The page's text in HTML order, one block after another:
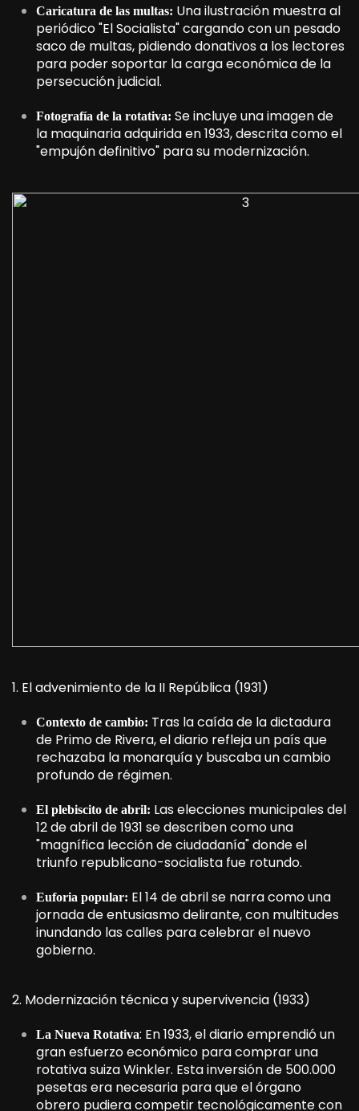
Caricatura de las multas: Una ilustración muestra al
periódico "El Socialista" cargando con un pesado
saco de multas, pidiendo donativos a los lectores
para poder soportar la carga económica de la
persecución judicial.
Fotografía de la rotativa: Se incluye una imagen de
la maquinaria adquirida en 1933, descrita como el
"empujón definitivo" para su modernización.
1. El advenimiento de la II República (1931)
Contexto de cambio: Tras la caída de la dictadura
de Primo de Rivera, el diario refleja un país que
rechazaba la monarquía y buscaba un cambio
profundo de régimen.
El plebiscito de abril: Las elecciones municipales del
12 de abril de 1931 se describen como una
"magnífica lección de ciudadanía" donde el
triunfo republicano-socialista fue rotundo.
Euforia popular: El 14 de abril se narra como una
jornada de entusiasmo delirante, con multitudes
inundando las calles para celebrar el nuevo
gobierno.
2. Modernización técnica y supervivencia (1933)
La Nueva Rotativa: En 1933, el diario emprendió un
gran esfuerzo económico para comprar una
rotativa suiza Winkler. Esta inversión de 500.000
pesetas era necesaria para que el órgano
obrero pudiera competir tecnológicamente con